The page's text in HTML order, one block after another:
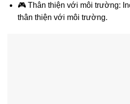
🎮 Thân thiện với môi trường:
thân thiện với môi trường.